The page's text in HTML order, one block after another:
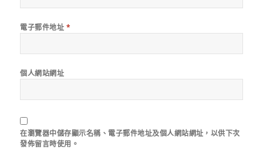
電子郵件地址 *
個人網站網址
在瀏覽器中儲存顯示名稱、電子郵件地址及個人網站網址，以供下次
發佈留言時使用。